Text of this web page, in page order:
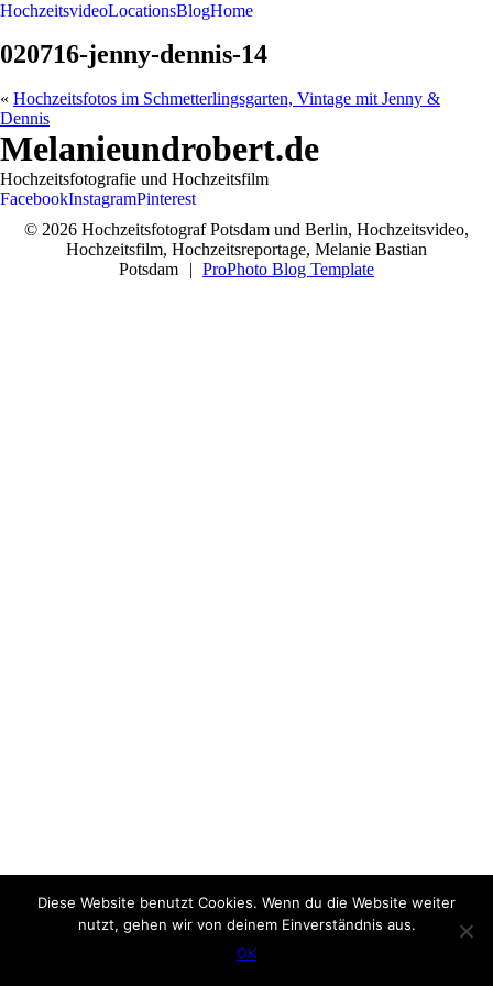
HochzeitsvideoLocationsBlogHome
020716-jenny-dennis-14
« Hochzeitsfotos im Schmetterlingsgarten, Vintage mit Jenny &
Dennis
Melanieundrobert.de
Hochzeitsfotografie und Hochzeitsfilm
FacebookInstagramPinterest
© 2026 Hochzeitsfotograf Potsdam und Berlin, Hochzeitsvideo,
Hochzeitsfilm, Hochzeitsreportage, Melanie Bastian
Potsdam
| ProPhoto Blog Template
Diese Website benutzt Cookies. Wenn du die Website weiter
nutzt, gehen wir von deinem Einverständnis aus.
OK